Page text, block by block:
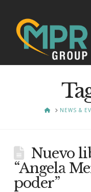
HOMENEWS &
Nuevo
“Angela
poder”